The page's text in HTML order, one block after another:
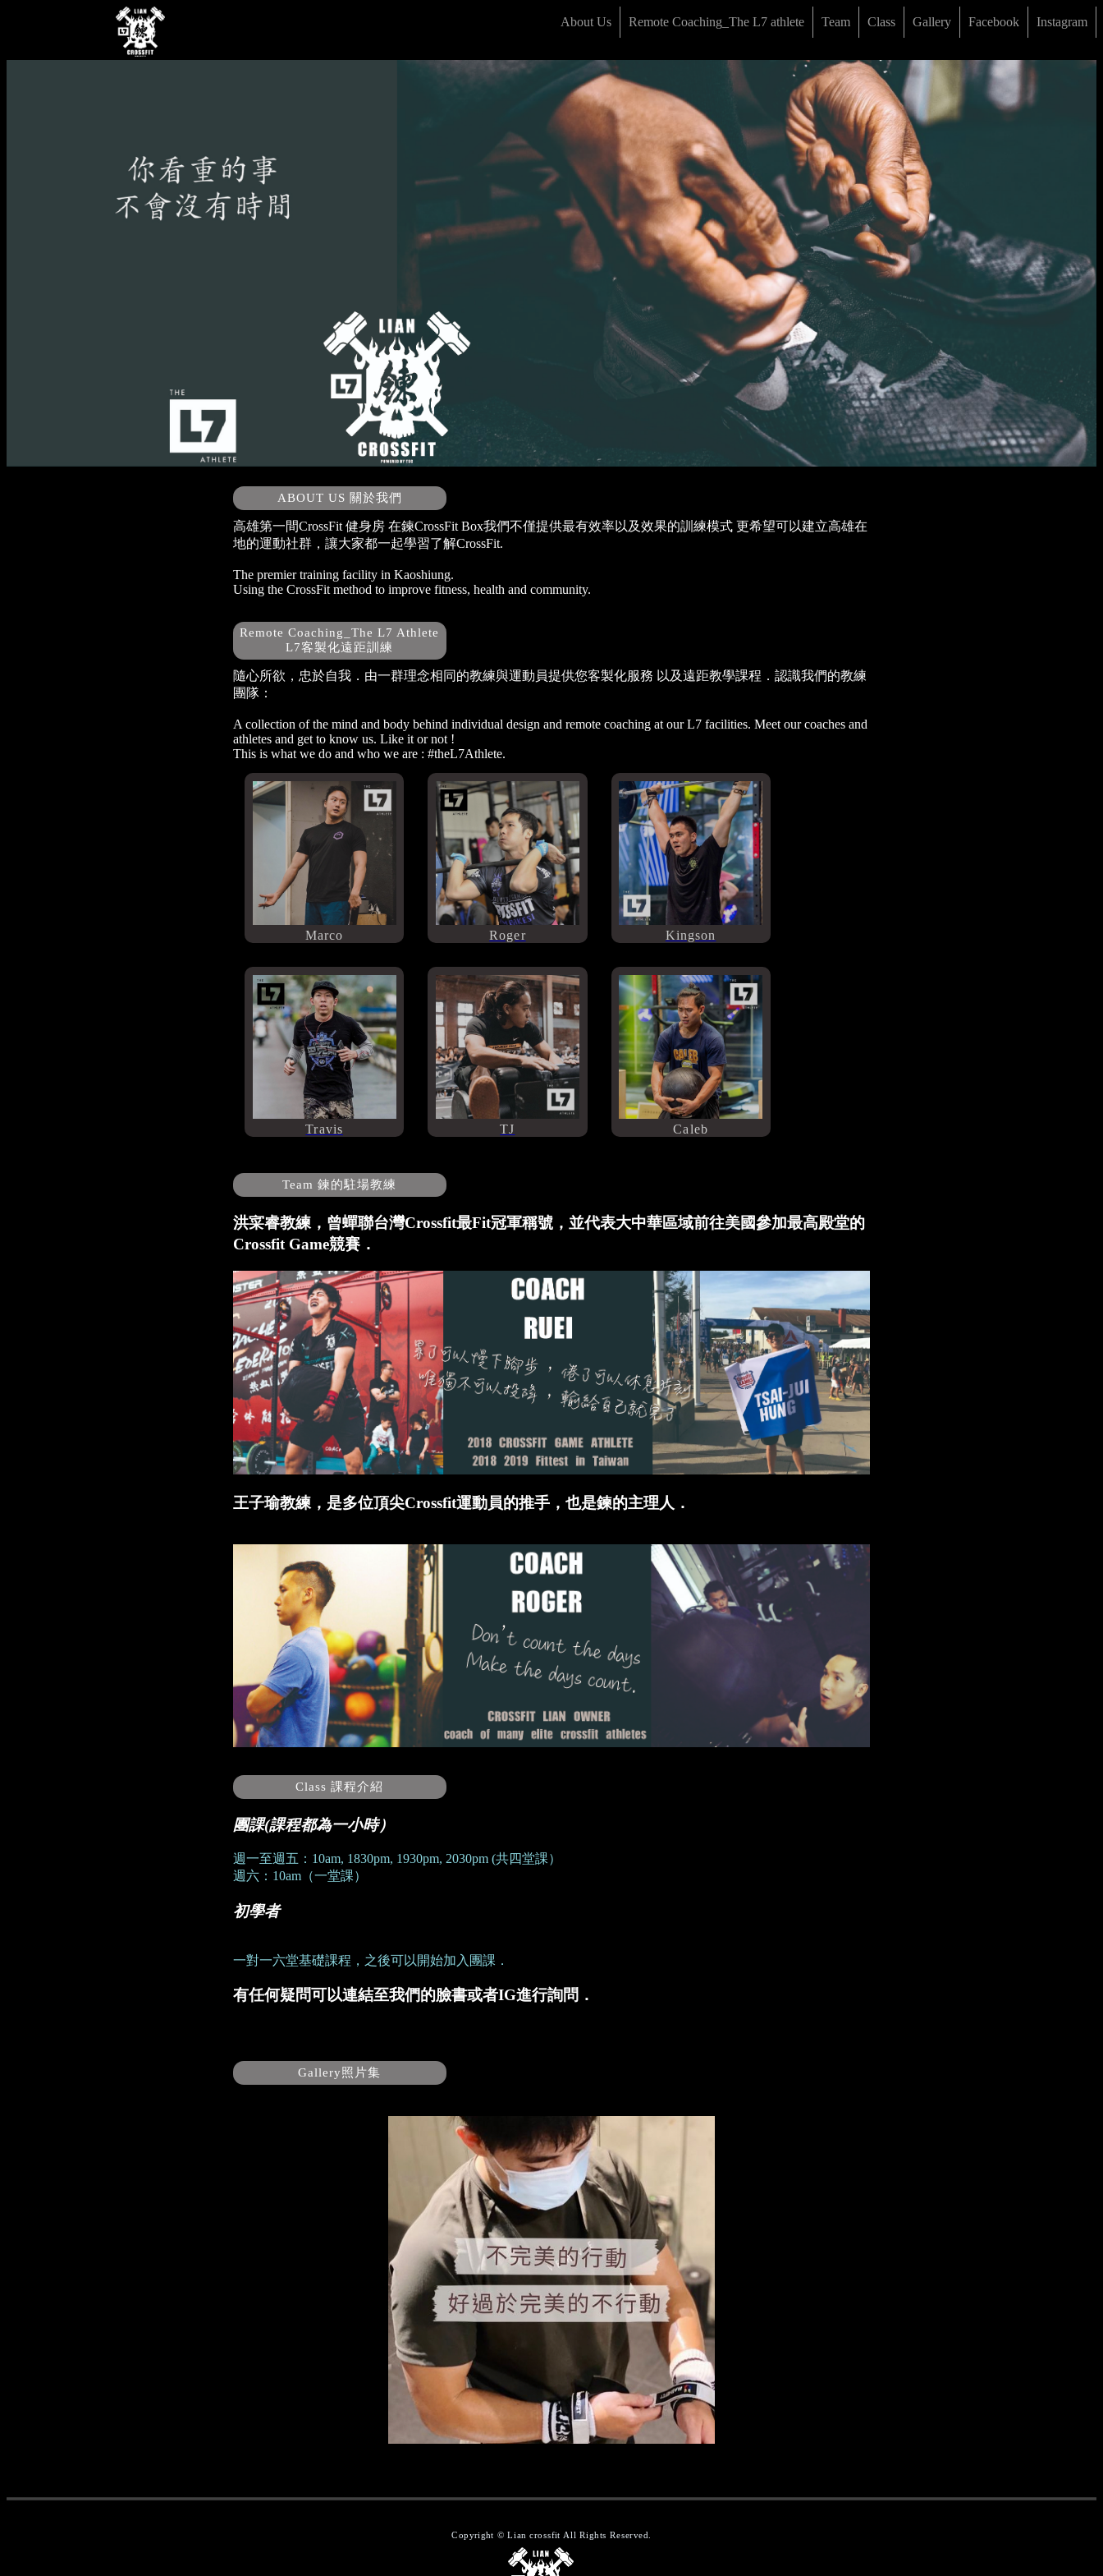
Instagram
Facebook
Gallery
Class
Team
Remote Coaching_The L7 athlete
About Us
ABOUT US 關於我們
高雄第一間CrossFit 健身房 在鍊CrossFit Box我們不僅提供最有效率以及效果的訓練模式 更希望可以建立高雄在
地的運動社群，讓大家都一起學習了解CrossFit.
The premier training facility in Kaoshiung.
Using the CrossFit method to improve fitness, health and community.
Remote Coaching_The L7 Athlete
L7客製化遠距訓練
隨心所欲，忠於自我．由一群理念相同的教練與運動員提供您客製化服務 以及遠距教學課程．認識我們的教練
團隊：
A collection of the mind and body behind individual design and remote coaching at our L7 facilities. Meet our coaches and
athletes and get to know us. Like it or not !
This is what we do and who we are : #theL7Athlete.
Marco Roger Kingson
Travis TJ Caleb
Team 鍊的駐場教練
洪寀睿教練，曾蟬聯台灣Crossfit最Fit冠軍稱號，並代表大中華區域前往美國參加最高殿堂的
Crossfit Game競賽．
王子瑜教練，是多位頂尖Crossfit運動員的推手，也是鍊的主理人．
Class 課程介紹
團課(課程都為一小時）
週一至週五：10am, 1830pm, 1930pm, 2030pm (共四堂課）
週六：10am（一堂課）
初學者
一對一六堂基礎課程，之後可以開始加入團課．
有任何疑問可以連結至我們的臉書或者IG進行詢問．
Gallery照片集
Copyright © Lian crossfit All Rights Reserved.